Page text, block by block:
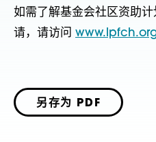
如需了解基金会社区资助
请，请访问
另存为 PDF